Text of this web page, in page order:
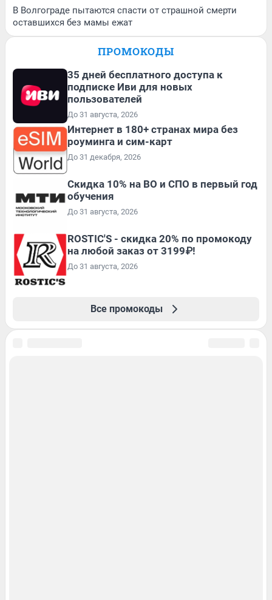
В Волгограде пытаются спасти от страшной смерти
оставшихся без мамы ежат
ПРОМОКОДЫ
35 дней бесплатного доступа к
подписке Иви для новых
пользователей
До 31 августа, 2026
Интернет в 180+ странах мира без
роуминга и сим-карт
До 31 декабря, 2026
Скидка 10% на ВО и СПО в первый год
обучения
До 31 августа, 2026
ROSTIC'S - скидка 20% по промокоду
на любой заказ от 3199₽!
До 31 августа, 2026
Все промокоды